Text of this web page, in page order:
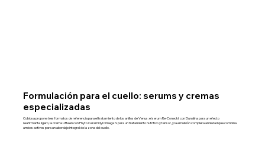
Formulación para el cuello: serums y cremas
especializadas
Cobiosa propone tres formatos de referencia para el tratamiento de los anillos de Venus: el serum Re-Coneckt con Dunalina para un efecto
reafirmante ligero, la crema Lifteen con Phyto Ceramidyl Omega N para un tratamiento nutritivo y tensor, y la emulsión completa antiedad que combina
ambos activos para un abordaje integral de la zona del cuello.